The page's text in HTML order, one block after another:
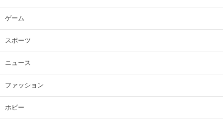
ゲーム
スポーツ
ニュース
ファッション
ホビー